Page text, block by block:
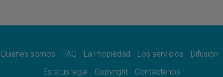
paz
Sturla: La visita de León XIV será una buena
Quiénes somos FAQ La Propiedad Los servicios
Difusión
Estatus legal
Copyright Contáctenos